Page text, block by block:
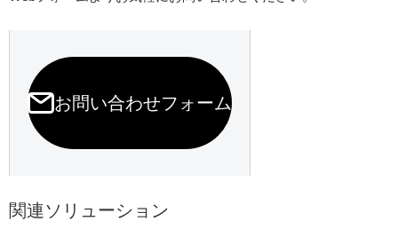
お問い合わせフォーム
関連ソリューション